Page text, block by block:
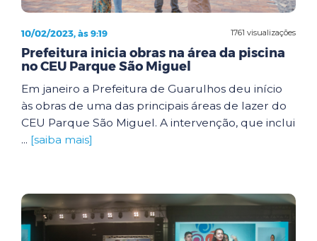
1761 visualizações
10/02/2023, às 9:19
Prefeitura inicia obras na área da piscina
no CEU Parque São Miguel
Em janeiro a Prefeitura de Guarulhos deu início
às obras de uma das principais áreas de lazer do
CEU Parque São Miguel. A intervenção, que inclui
... [saiba mais]